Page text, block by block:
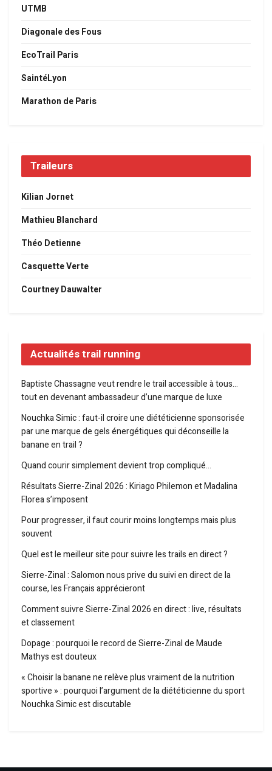
UTMB
Diagonale des Fous
EcoTrail Paris
SaintéLyon
Marathon de Paris
Traileurs
Kilian Jornet
Mathieu Blanchard
Théo Detienne
Casquette Verte
Courtney Dauwalter
Actualités trail running
Baptiste Chassagne veut rendre le trail accessible à tous…
tout en devenant ambassadeur d’une marque de luxe
Nouchka Simic : faut-il croire une diététicienne sponsorisée
par une marque de gels énergétiques qui déconseille la
banane en trail ?
Quand courir simplement devient trop compliqué…
Résultats Sierre-Zinal 2026 : Kiriago Philemon et Madalina
Florea s’imposent
Pour progresser, il faut courir moins longtemps mais plus
souvent
Quel est le meilleur site pour suivre les trails en direct ?
Sierre-Zinal : Salomon nous prive du suivi en direct de la
course, les Français apprécieront
Comment suivre Sierre-Zinal 2026 en direct : live, résultats
et classement
Dopage : pourquoi le record de Sierre-Zinal de Maude
Mathys est douteux
« Choisir la banane ne relève plus vraiment de la nutrition
sportive » : pourquoi l’argument de la diététicienne du sport
Nouchka Simic est discutable